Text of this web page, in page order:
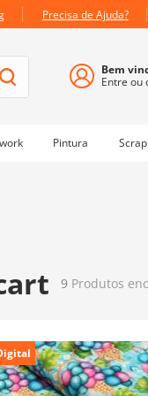
Precisa de Ajuda?
Pintura Scrap
9 Produtos